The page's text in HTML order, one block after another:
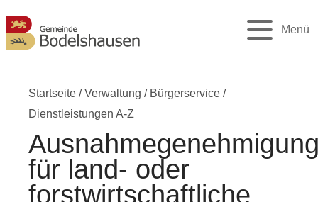
Menü
Startseite /Verwaltung / Bürgerservice /
Dienstleistungen A-Z
für land- oder
forstwirtschaftliche